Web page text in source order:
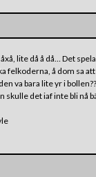
lite då å då… Det
felkoderna, å dom sa
va bara lite yr i
skulle det iaf inte bli nå